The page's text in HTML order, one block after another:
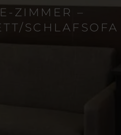
ZIMMER –
SCHLAFSOFA